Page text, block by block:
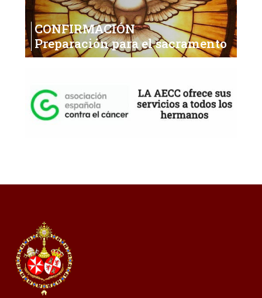
CONFIRMACIÓN
Preparación para el sacramento